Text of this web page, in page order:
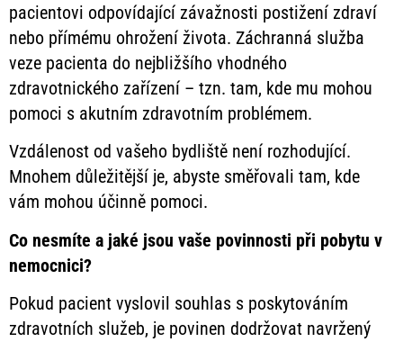
pacientovi odpovídající závažnosti postižení zdraví
nebo přímému ohrožení života. Záchranná služba
veze pacienta do nejbližšího vhodného
zdravotnického zařízení – tzn. tam, kde mu mohou
pomoci s akutním zdravotním problémem.
Vzdálenost od vašeho bydliště není rozhodující.
Mnohem důležitější je, abyste směřovali tam, kde
vám mohou účinně pomoci.
Co nesmíte a jaké jsou vaše povinnosti při pobytu v
nemocnici?
Pokud pacient vyslovil souhlas s poskytováním
zdravotních služeb, je povinen dodržovat navržený